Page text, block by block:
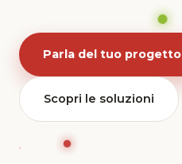
Parla del tuo progetto
Scopri le soluzioni